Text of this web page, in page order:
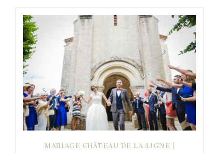
MARIAGE CHÂTEAU DE LA LIGNE |